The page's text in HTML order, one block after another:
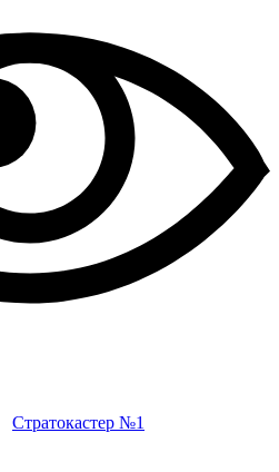
Стратокастер №1